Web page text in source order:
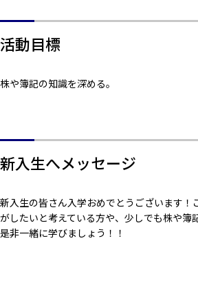
活動目標
株や簿記の知識を深める。
新入生へメッセージ
新入生の皆さん入学おめでとうございます！
がしたいと考えている方や、少しでも株や簿
是非一緒に学びましょう！！